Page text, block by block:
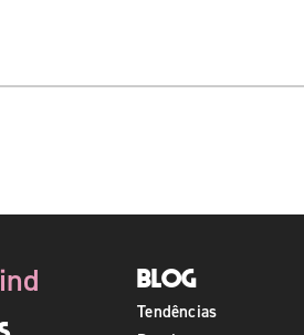
Blog
Tendências